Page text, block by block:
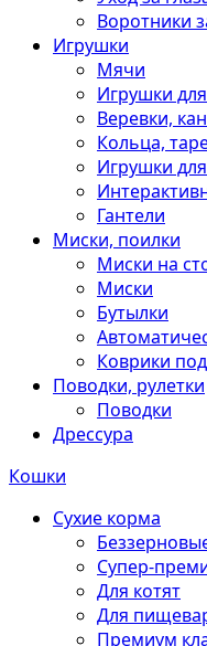
Воротники
Игрушки
Мячи
Игрушки
Веревки,
Кольца,
Игрушки
Гантели
Миски, поилки
Миски на
Миски
Бутылки
Коврики
Поводки, рулетки
Поводки
Дрессура
Кошки
Сухие корма
Супер-
Для котят
Для
Премиум